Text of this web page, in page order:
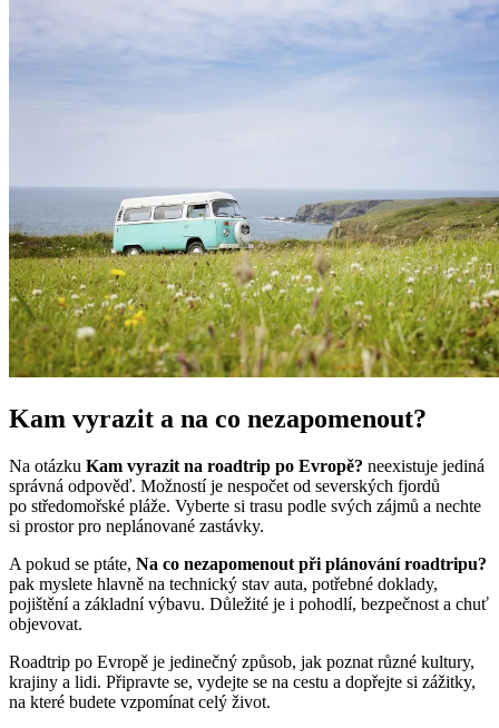
Kam vyrazit a na co nezapomenout?
Na otázku Kam vyrazit na roadtrip po Evropě? neexistuje jediná
správná odpověď. Možností je nespočet od severských fjordů
po středomořské pláže. Vyberte si trasu podle svých zájmů a nechte
si prostor pro neplánované zastávky.
A pokud se ptáte, Na co nezapomenout při plánování roadtripu?
pak myslete hlavně na technický stav auta, potřebné doklady,
pojištění a základní výbavu. Důležité je i pohodlí, bezpečnost a chuť
objevovat.
Roadtrip po Evropě je jedinečný způsob, jak poznat různé kultury,
krajiny a lidi. Připravte se, vydejte se na cestu a dopřejte si zážitky,
na které budete vzpomínat celý život.